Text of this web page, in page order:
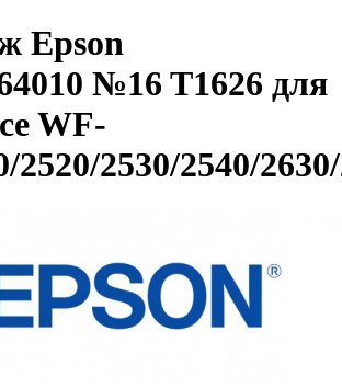
Epson
№16 T1626 для
WF-
2520/2530/2540/